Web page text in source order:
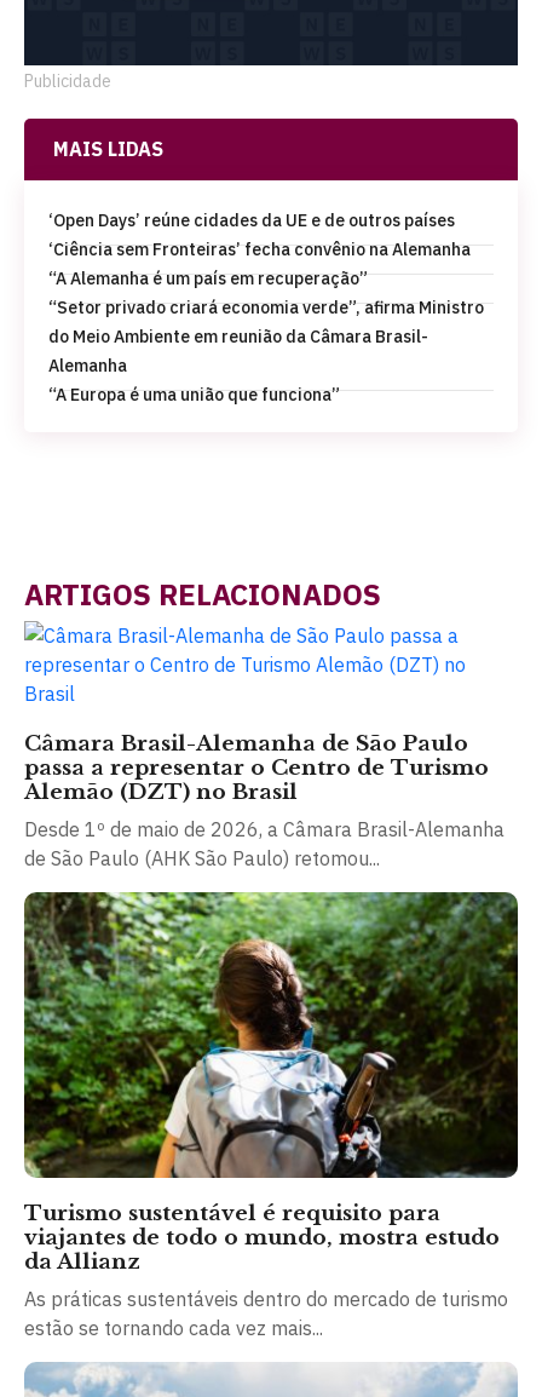
Publicidade
MAIS LIDAS
‘Open Days’ reúne cidades da UE e de outros países
‘Ciência sem Fronteiras’ fecha convênio na Alemanha
“A Alemanha é um país em recuperação”
“Setor privado criará economia verde”, afirma Ministro
do Meio Ambiente em reunião da Câmara Brasil-
Alemanha
“A Europa é uma união que funciona”
ARTIGOS RELACIONADOS
Câmara Brasil-Alemanha de São Paulo
passa a representar o Centro de Turismo
Alemão (DZT) no Brasil
Desde 1º de maio de 2026, a Câmara Brasil-Alemanha
de São Paulo (AHK São Paulo) retomou...
Turismo sustentável é requisito para
viajantes de todo o mundo, mostra estudo
da Allianz
As práticas sustentáveis dentro do mercado de turismo
estão se tornando cada vez mais...